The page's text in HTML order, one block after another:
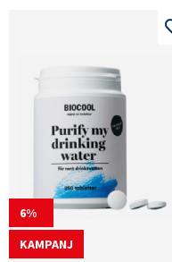
6
KAMPANJ